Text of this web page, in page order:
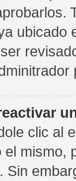
ubicado
clic al
mismo,
Sin